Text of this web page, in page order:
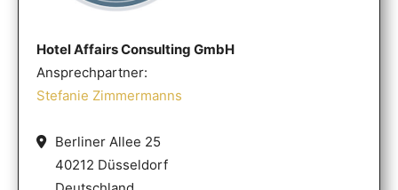
Hotel Affairs Consulting GmbH
Ansprechpartner:
Stefanie Zimmermanns
Berliner Allee 25
40212 Düsseldorf